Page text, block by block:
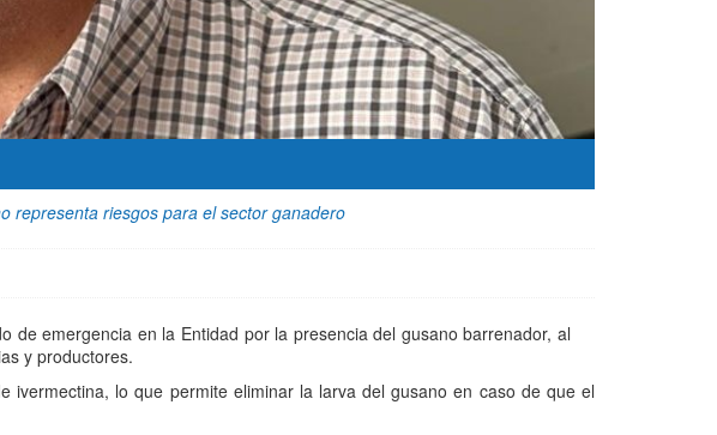
representa riesgos para el sector ganadero
de emergencia en la Entidad por la presencia del gusano barrenador, al
y productores.
ivermectina, lo que permite eliminar la larva del gusano en caso de que el